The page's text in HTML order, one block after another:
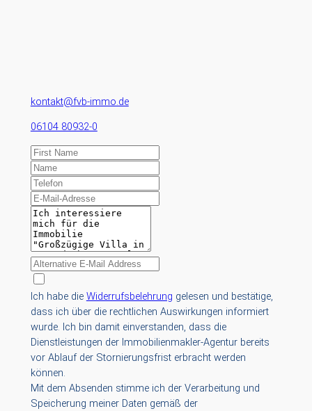
kontakt@fvb-immo.de
06104 80932-0
Ich habe die Widerrufsbelehrung gelesen und bestätige,
dass ich über die rechtlichen Auswirkungen informiert
wurde. Ich bin damit einverstanden, dass die
Dienstleistungen der Immobilienmakler-Agentur bereits
vor Ablauf der Stornierungsfrist erbracht werden
können.
Mit dem Absenden stimme ich der Verarbeitung und
Speicherung meiner Daten gemäß der